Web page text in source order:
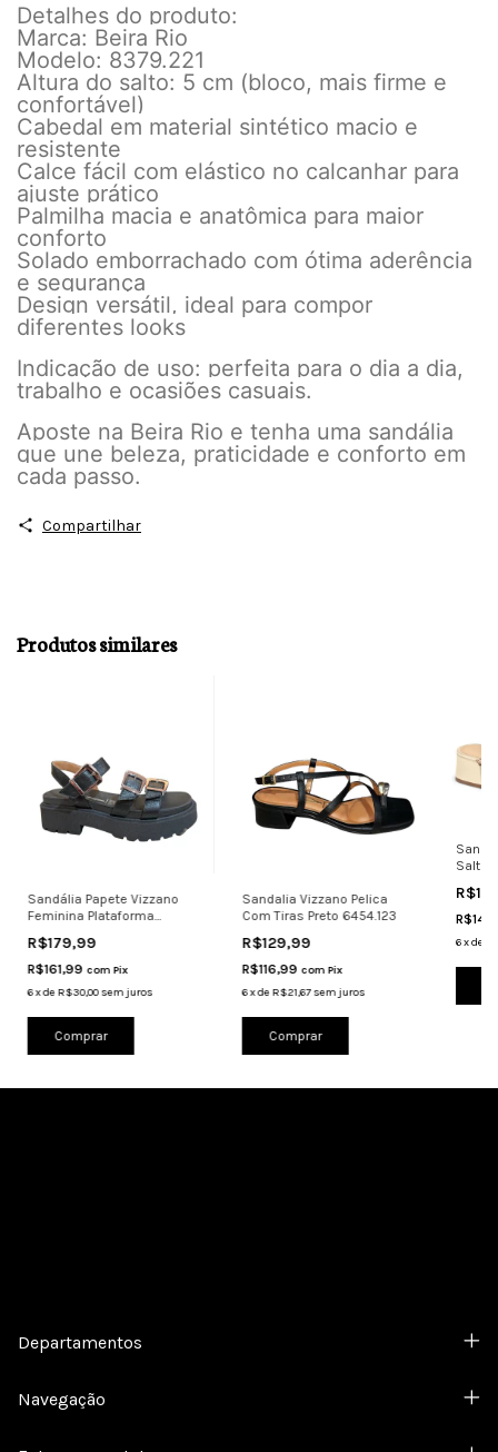
Detalhes do produto:
Marca: Beira Rio
Modelo: 8379.221
Altura do salto: 5 cm (bloco, mais firme e
confortável)
Cabedal em material sintético macio e
resistente
Calce fácil com elástico no calcanhar para
ajuste prático
Palmilha macia e anatômica para maior
conforto
Solado emborrachado com ótima aderência
e segurança
Design versátil, ideal para compor
diferentes looks
Indicação de uso: perfeita para o dia a dia,
trabalho e ocasiões casuais.
Aposte na Beira Rio e tenha uma sandália
que une beleza, praticidade e conforto em
cada passo.
Compartilhar
Produtos similares
Sandália Papete Vizzano
Feminina Plataforma
R$179,99
R$161,99 com Pix
6xdeR$30,00sem juros
Comprar
Sandalia Vizzano Pelica
Com Tiras Preto 6454.123
R$129,99
R$116,99 com Pix
6xdeR$21,67 sem juros
Comprar
Salto
6xde
Departamentos
Navegação